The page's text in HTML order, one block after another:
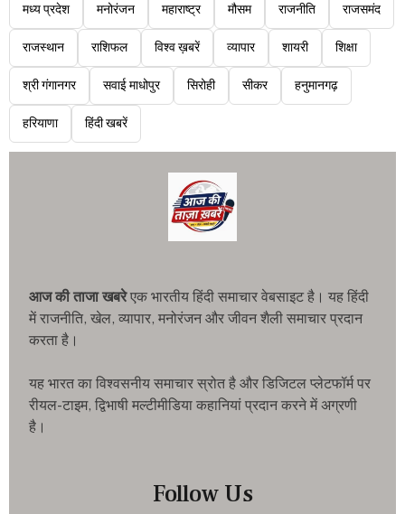
मध्य प्रदेश मनोरंजन महाराष्ट्र मौसम राजनीति राजसमंद
राजस्थान राशिफल विश्व ख़बरें व्यापार शायरी शिक्षा
श्री गंगानगर सवाई माधोपुर सिरोही सीकर हनुमानगढ़
हरियाणा हिंदी खबरें
आज की ताजा खबरेएक भारतीय हिंदी समाचार वेबसाइट है। यह हिंदी
में राजनीति, खेल, व्यापार, मनोरंजन और जीवन शैली समाचार प्रदान
करता है।
यह भारत का विश्वसनीय समाचार स्रोत है और डिजिटल प्लेटफॉर्म पर
रीयल-टाइम, द्विभाषी मल्टीमीडिया कहानियां प्रदान करने में अग्रणी
है।
Follow Us